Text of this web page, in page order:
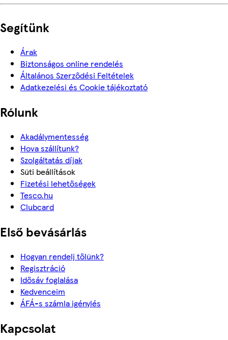
Segítünk
Árak
Biztonságos online rendelés
Általános Szerződési Feltételek
Adatkezelési és Cookie tájékoztató
Rólunk
Akadálymentesség
Hova szállítunk?
Szolgáltatás díjak
Süti beállítások
Fizetési lehetőségek
Tesco.hu
Clubcard
Első bevásárlás
Hogyan rendelj tőlünk?
Regisztráció
Idősáv foglalása
Kedvenceim
ÁFÁ-s számla igénylés
Kapcsolat